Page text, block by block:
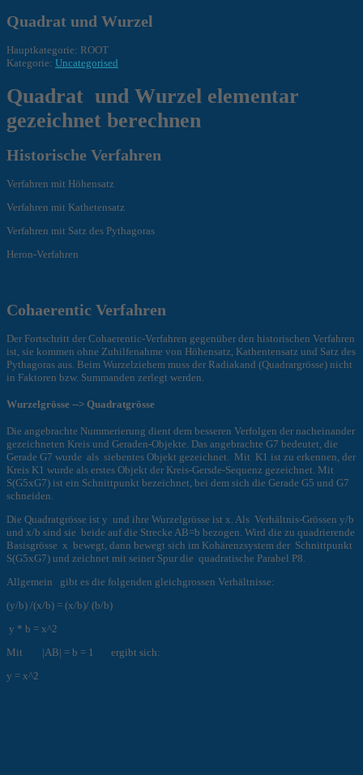
Quadrat und Wurzel
Hauptkategorie: ROOT
Kategorie: Uncategorised
Quadrat und Wurzel elementar
gezeichnet berechnen
Historische Verfahren
Verfahren mit Höhensatz
Verfahren mit Kathetensatz
Verfahren mit Satz des Pythagoras
Heron-Verfahren
Cohaerentic Verfahren
Der Fortschritt der Cohaerentic-Verfahren gegenüber den historischen Verfahren
ist, sie kommen ohne Zuhilfenahme von Höhensatz, Kathentensatz und Satz des
Pythagoras aus. Beim Wurzelziehem muss der Radiakand (Quadrargrösse) nicht
in Faktoren bzw. Summanden zerlegt werden.
Wurzelgrösse --> Quadratgrösse
Die angebrachte Nummerierung dient dem besseren Verfolgen der nacheinander
gezeichneten Kreis und Geraden-Objekte. Das angebrachte G7 bedeutet, die
Gerade G7 wurde als siebentes Objekt gezeichnet. Mit K1 ist zu erkennen, der
Kreis K1 wurde als erstes Objekt der Kreis-Gersde-Sequenz gezeichnet. Mit
S(G5xG7) ist ein Schnittpunkt bezeichnet, bei dem sich die Gerade G5 und G7
schneiden.
Die Quadratgrösse ist y und ihre Wurzelgrösse ist x. Als Verhältnis-Grössen y/b
und x/b sind sie beide auf die Strecke AB=b bezogen. Wird die zu quadrierende
Basisgrösse x bewegt, dann bewegt sich im Kohärenzsystem der Schnittpunkt
S(G5xG7) und zeichnet mit seiner Spur die quadratische Parabel P8.
Allgemein gibt es die folgenden gleichgrossen Verhältnisse:
(y/b) /(x/b) = (x/b)/ (b/b)
y * b = x^2
Mit |AB| = b = 1 ergibt sich:
y = x^2